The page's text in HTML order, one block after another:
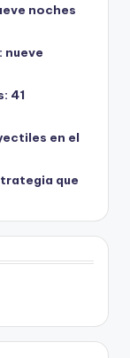
noches
nueve
41
en el
que